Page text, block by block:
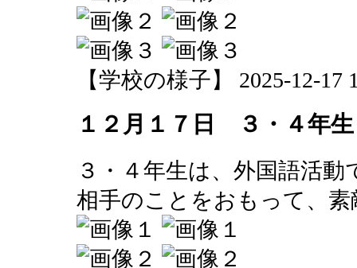
【学校の様子】 2025-12-17
１２月１７日 ３・４年
３・４年生は、外国語活
相手のことをおもって、